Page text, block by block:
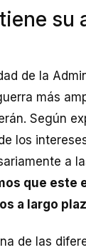
su
de la
más
Según
los
a
que este
a largo
de las